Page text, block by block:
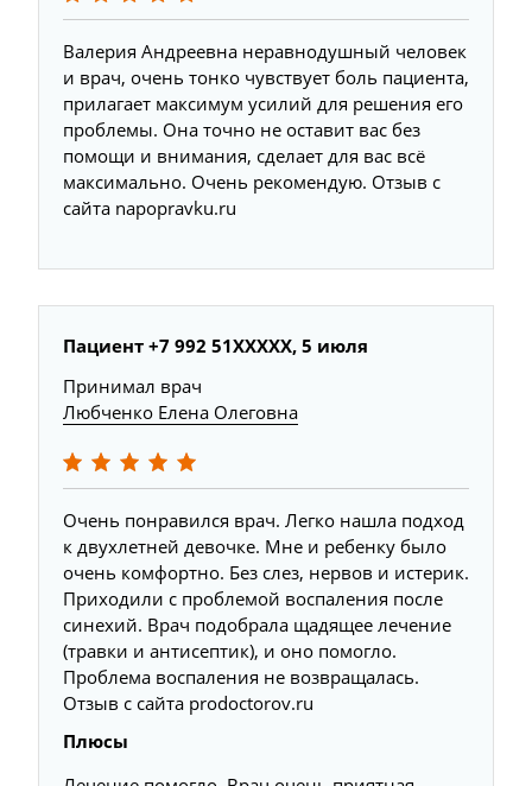
Валерия Андреевна неравнодушный человек
и врач, очень тонко чувствует боль пациента,
прилагает максимум усилий для решения его
проблемы. Она точно не оставит вас без
помощи и внимания, сделает для вас всё
максимально. Очень рекомендую. Отзыв с
сайта napopravku.ru
Пациент +7 992 51XXXXX, 5 июля
Принимал врач
Любченко Елена Олеговна
Очень понравился врач. Легко нашла подход
к двухлетней девочке. Мне и ребенку было
очень комфортно. Без слез, нервов и истерик.
Приходили с проблемой воспаления после
синехий. Врач подобрала щадящее лечение
(травки и антисептик), и оно помогло.
Проблема воспаления не возвращалась.
Отзыв с сайта prodoctorov.ru
Плюсы